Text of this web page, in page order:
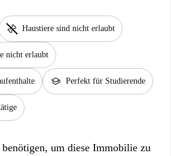
pet_supplies Haustiere sind nicht erlaubt
nicht erlaubt
school Perfekt für Studierende
um diese Immobilie zu